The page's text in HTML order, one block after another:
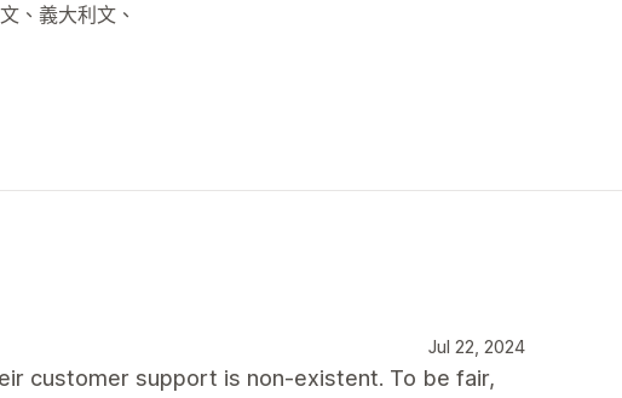
、義大利文、
Jul 22, 2024
customer support is non-existent. To be fair,